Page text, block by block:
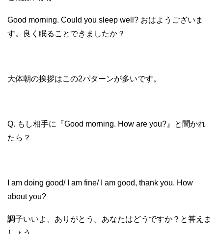
Good morning. Could you sleep well? おはようございま
す。良く眠ることできましたか？
大体朝の挨拶はこの2パターンが多いです。
Q. もし相手に『Good morning. How are you?』と聞かれ
たら？
I am doing good/ I am fine/ I am good, thank you. How
about you?
調子いいよ、ありがとう。あなたはどうですか？と答えま